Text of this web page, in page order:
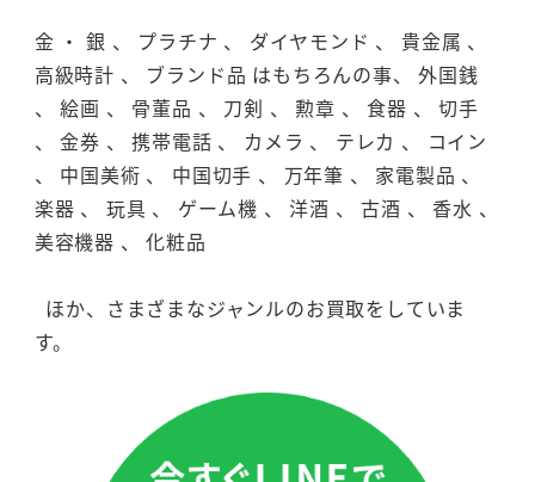
金 ・ 銀 、 プラチナ 、 ダイヤモンド 、 貴金属 、
高級時計 、 ブランド品 はもちろんの事、 外国銭
、 絵画 、 骨董品 、 刀剣 、 勲章 、 食器 、 切手
、 金券 、 携帯電話 、 カメラ 、 テレカ 、 コイン
、 中国美術 、 中国切手 、 万年筆 、 家電製品 、
楽器 、 玩具 、 ゲーム機 、 洋酒 、 古酒 、 香水 、
美容機器 、 化粧品
ほか、さまざまなジャンルのお買取をしていま
す。